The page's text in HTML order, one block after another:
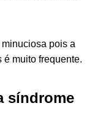
pois a
muito frequente.
síndrome